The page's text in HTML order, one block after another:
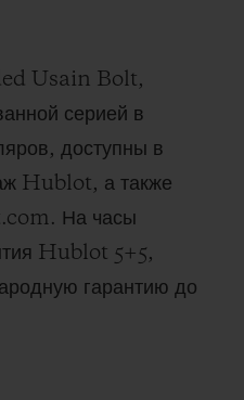
Usain Bolt,
серией в
доступны в
Hublot, а также
На часы
Hublot 5+5,
гарантию до